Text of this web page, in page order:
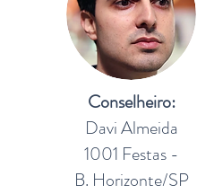
Conselheiro:
Davi Almeida
1001 Festas -
B. Horizonte/SP